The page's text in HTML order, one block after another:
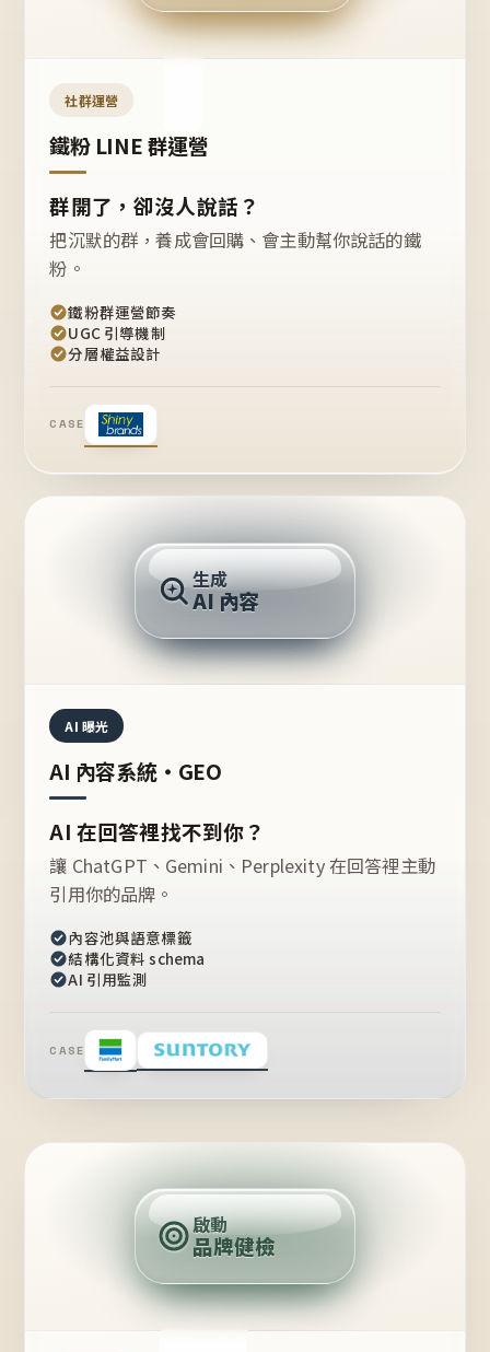
開團
嗎？
社群運營
鐵粉 LINE 群運營
群開了，卻沒人說話？
把沉默的群，養成會回購、會主動幫你說話的鐵
粉。
鐵粉群運營節奏
UGC 引導機制
分層權益設計
CASE
推薦的台灣品牌？
生成
AI 內容
AI 曝光
AI 內容系統・GEO
AI 在回答裡找不到你？
讓 ChatGPT、Gemini、Perplexity 在回答裡主動
引用你的品牌。
內容池與語意標籤
結構化資料 schema
AI 引用監測
CASE
定
位
點
啟動
品牌健檢